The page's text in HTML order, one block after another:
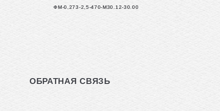
ФМ-0,273-2,5-470-М30.12-30.00
ОБРАТНАЯ СВЯЗЬ